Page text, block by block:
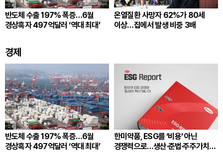
반도체 수출 197% 폭증…6월
경상흑자 497억달러 ‘역대 최대’
온열질환 사망자 62%가 80세
이상…집에서 발생 비중 3배
경제
반도체 수출 197% 폭증…6월
경상흑자 497억달러 ‘역대 최대’
한미약품, ESG를 ‘비용’ 아닌
경쟁력으로…생산·준법·주주가치